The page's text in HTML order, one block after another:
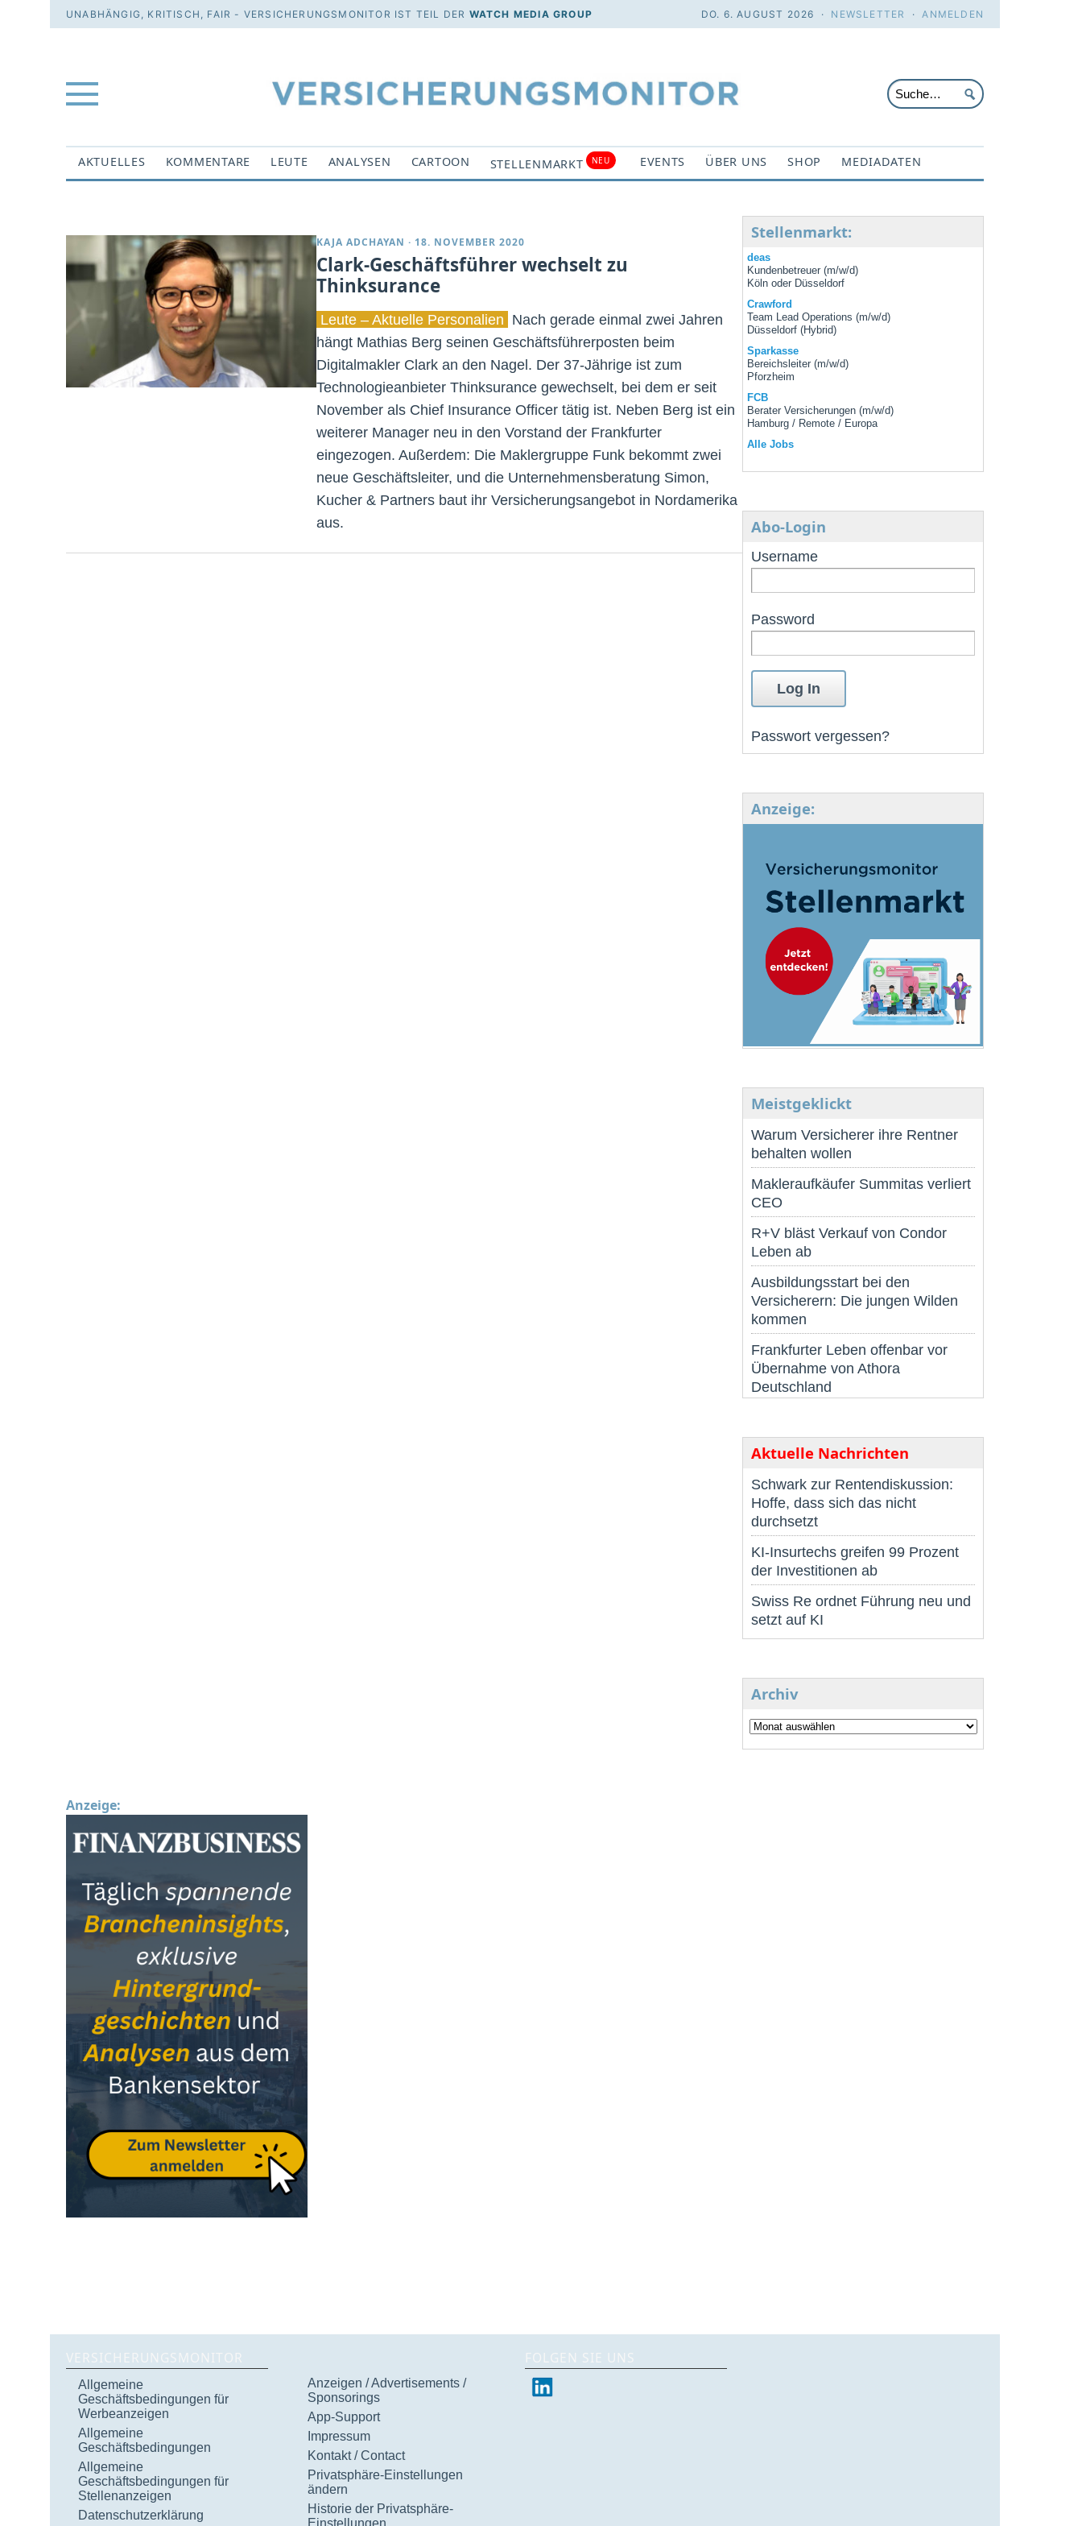
UNABHÄNGIG, KRITISCH, FAIR - VERSICHERUNGSMONITOR IST TEIL DER WATCH MEDIA GROUP DO. 6. AUGUST 2026 · NEWSLETTER ·ANMELDEN
AKTUELLES KOMMENTARE LEUTE ANALYSEN CARTOON STELLENMARKT NEU EVENTS ÜBER UNS SHOP MEDIADATEN
KAJA ADCHAYAN · 18. NOVEMBER 2020
Clark-Geschäftsführer wechselt zu
Thinksurance
Leute – Aktuelle Personalien Nach gerade einmal zwei Jahren
hängt Mathias Berg seinen Geschäftsführerposten beim
Digitalmakler Clark an den Nagel. Der 37-Jährige ist zum
Technologieanbieter Thinksurance gewechselt, bei dem er seit
November als Chief Insurance Officer tätig ist. Neben Berg ist ein
weiterer Manager neu in den Vorstand der Frankfurter
eingezogen. Außerdem: Die Maklergruppe Funk bekommt zwei
neue Geschäftsleiter, und die Unternehmensberatung Simon,
Kucher & Partners baut ihr Versicherungsangebot in Nordamerika
aus.
Stellenmarkt:
deas
Kundenbetreuer (m/w/d)
Köln oder Düsseldorf
Crawford
Team Lead Operations (m/w/d)
Düsseldorf (Hybrid)
Sparkasse
Bereichsleiter (m/w/d)
Pforzheim
FCB
Berater Versicherungen (m/w/d)
Hamburg / Remote / Europa
Alle Jobs
Abo-Login
Username
Password
Passwort vergessen?
Anzeige:
Meistgeklickt
Warum Versicherer ihre Rentner
behalten wollen
Makleraufkäufer Summitas verliert
CEO
R+V bläst Verkauf von Condor
Leben ab
Ausbildungsstart bei den
Versicherern: Die jungen Wilden
kommen
Frankfurter Leben offenbar vor
Übernahme von Athora
Deutschland
Aktuelle Nachrichten
Schwark zur Rentendiskussion:
Hoffe, dass sich das nicht
durchsetzt
KI-Insurtechs greifen 99 Prozent
der Investitionen ab
Swiss Re ordnet Führung neu und
setzt auf KI
Archiv
Anzeige:
VERSICHERUNGSMONITOR
Allgemeine
Geschäftsbedingungen für
Werbeanzeigen
Allgemeine
Geschäftsbedingungen
Allgemeine
Geschäftsbedingungen für
Stellenanzeigen
Datenschutzerklärung
Anzeigen / Advertisements /
Sponsorings
App-Support
Impressum
Kontakt / Contact
Privatsphäre-Einstellungen
ändern
Historie der Privatsphäre-
Einstellungen
FOLGEN SIE UNS